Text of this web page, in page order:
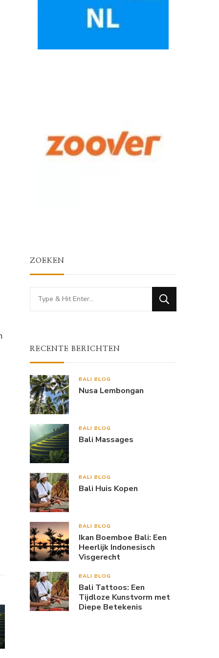
ZOEKEN
Looking
for
RECENTE BERICHTEN
BALI BLOG
Nusa Lembongan
BALI BLOG
Bali Massages
BALI BLOG
Bali Huis Kopen
BALI BLOG
Ikan Boemboe Bali: Een
Heerlijk Indonesisch
Visgerecht
BALI BLOG
Bali Tattoos: Een
Tijdloze Kunstvorm met
Diepe Betekenis